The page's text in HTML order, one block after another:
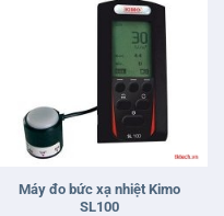
Máy đo bức xạ nhiệt Kimo
SL100